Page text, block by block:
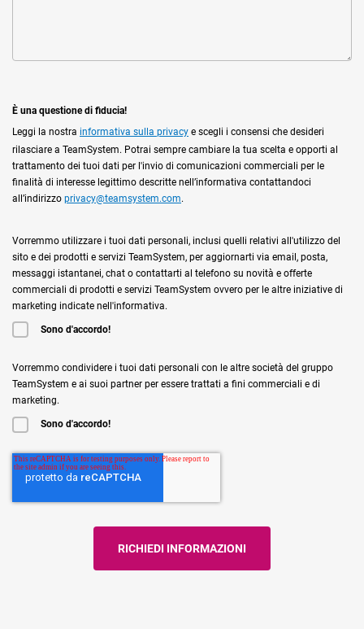
È una questione di fiducia!
Leggi la nostra informativa sulla privacy e scegli i consensi che desideri
rilasciare a TeamSystem. Potrai sempre cambiare la tua scelta e opporti al
trattamento dei tuoi dati per l'invio di comunicazioni commerciali per le
finalità di interesse legittimo descritte nell’informativa contattandoci
all’indirizzo privacy@teamsystem.com.
Vorremmo utilizzare i tuoi dati personali, inclusi quelli relativi all'utilizzo del
sito e dei prodotti e servizi TeamSystem, per aggiornarti via email, posta,
messaggi istantanei, chat o contattarti al telefono su novità e offerte
commerciali di prodotti e servizi TeamSystem ovvero per le altre iniziative di
marketing indicate nell'informativa.
Sono d'accordo!
Vorremmo condividere i tuoi dati personali con le altre società del gruppo
TeamSystem e ai suoi partner per essere trattati a fini commerciali e di
marketing.
Sono d'accordo!